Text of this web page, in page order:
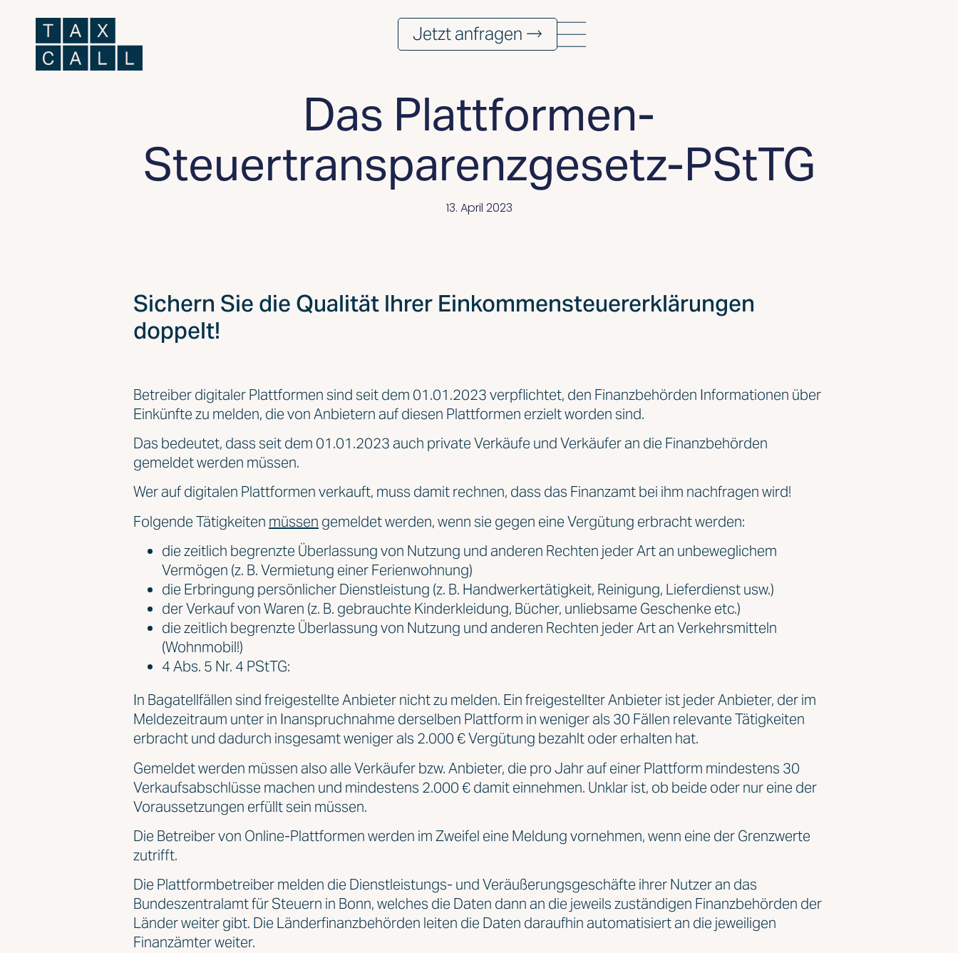
Jetzt anfragen →
Das Plattformen-
Steuertransparenzgesetz-PStTG
13. April 2023
Sichern Sie die Qualität Ihrer Einkommensteuererklärungen
doppelt!
Betreiber digitaler Plattformen sind seit dem 01.01.2023 verpflichtet, den Finanzbehörden Informationen über
Einkünfte zu melden, die von Anbietern auf diesen Plattformen erzielt worden sind.
Das bedeutet, dass seit dem 01.01.2023 auch private Verkäufe und Verkäufer an die Finanzbehörden
gemeldet werden müssen.
Wer auf digitalen Plattformen verkauft, muss damit rechnen, dass das Finanzamt bei ihm nachfragen wird!
Folgende Tätigkeiten müssen gemeldet werden, wenn sie gegen eine Vergütung erbracht werden:
die zeitlich begrenzte Überlassung von Nutzung und anderen Rechten jeder Art an unbeweglichem
Vermögen (z. B. Vermietung einer Ferienwohnung)
die Erbringung persönlicher Dienstleistung (z. B. Handwerkertätigkeit, Reinigung, Lieferdienst usw.)
der Verkauf von Waren (z. B. gebrauchte Kinderkleidung, Bücher, unliebsame Geschenke etc.)
die zeitlich begrenzte Überlassung von Nutzung und anderen Rechten jeder Art an Verkehrsmitteln
(Wohnmobil!)
4 Abs. 5 Nr. 4 PStTG:
In Bagatellfällen sind freigestellte Anbieter nicht zu melden. Ein freigestellter Anbieter ist jeder Anbieter, der im
Meldezeitraum unter in Inanspruchnahme derselben Plattform in weniger als 30 Fällen relevante Tätigkeiten
erbracht und dadurch insgesamt weniger als 2.000 € Vergütung bezahlt oder erhalten hat.
Gemeldet werden müssen also alle Verkäufer bzw. Anbieter, die pro Jahr auf einer Plattform mindestens 30
Verkaufsabschlüsse machen und mindestens 2.000 € damit einnehmen. Unklar ist, ob beide oder nur eine der
Voraussetzungen erfüllt sein müssen.
Die Betreiber von Online-Plattformen werden im Zweifel eine Meldung vornehmen, wenn eine der Grenzwerte
zutrifft.
Die Plattformbetreiber melden die Dienstleistungs- und Veräußerungsgeschäfte ihrer Nutzer an das
Bundeszentralamt für Steuern in Bonn, welches die Daten dann an die jeweils zuständigen Finanzbehörden der
Länder weiter gibt. Die Länderfinanzbehörden leiten die Daten daraufhin automatisiert an die jeweiligen
Finanzämter weiter.